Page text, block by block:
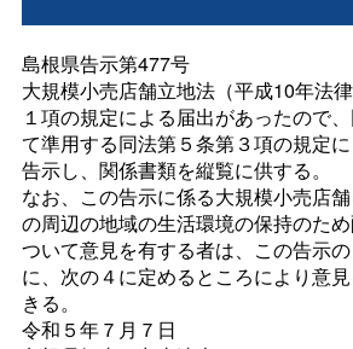
島根県告示第477号
大規模小売店舗立地法（平成10年法
１項の規定による届出があったので
て準用する同法第５条第３項の規定
告示し、関係書類を縦覧に供する。
なお、この告示に係る大規模小売店
の周辺の地域の生活環境の保持のた
ついて意見を有する者は、この告示
に、次の４に定めるところにより意
きる。
令和５年７月７日